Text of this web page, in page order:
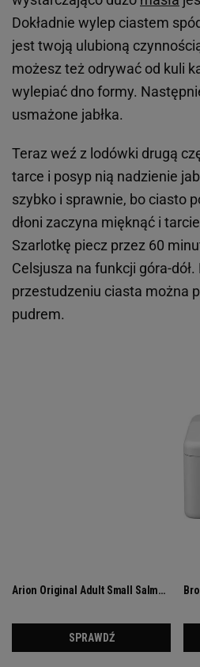
Dokładnie wylep ciastem
jest twoją ulubioną
możesz też odrywać od kuli
wylepiać dno formy.
usmażone jabłka.
Teraz weź z lodówki drugą
tarce i posyp nią nadzienie
szybko i sprawnie, bo ciasto
dłoni zaczyna mięknąć i
Szarlotkę piecz przez 60
Celsjusza na funkcji góra-
przestudzeniu ciasta można
pudrem.